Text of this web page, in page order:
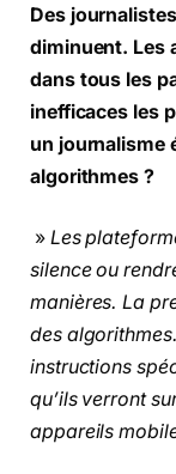
Des
diminuent. Les
dans tous les
inefficaces les
un journalisme
algorithmes ?
» Les
silence ou
manières. La
des
instructions
qu’ils verront
appareils